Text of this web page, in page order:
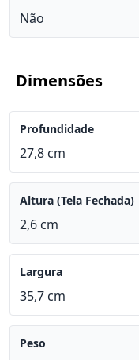
Não
Dimensões
Profundidade
27,8 cm
Altura (Tela Fechada)
2,6 cm
Largura
35,7 cm
Peso